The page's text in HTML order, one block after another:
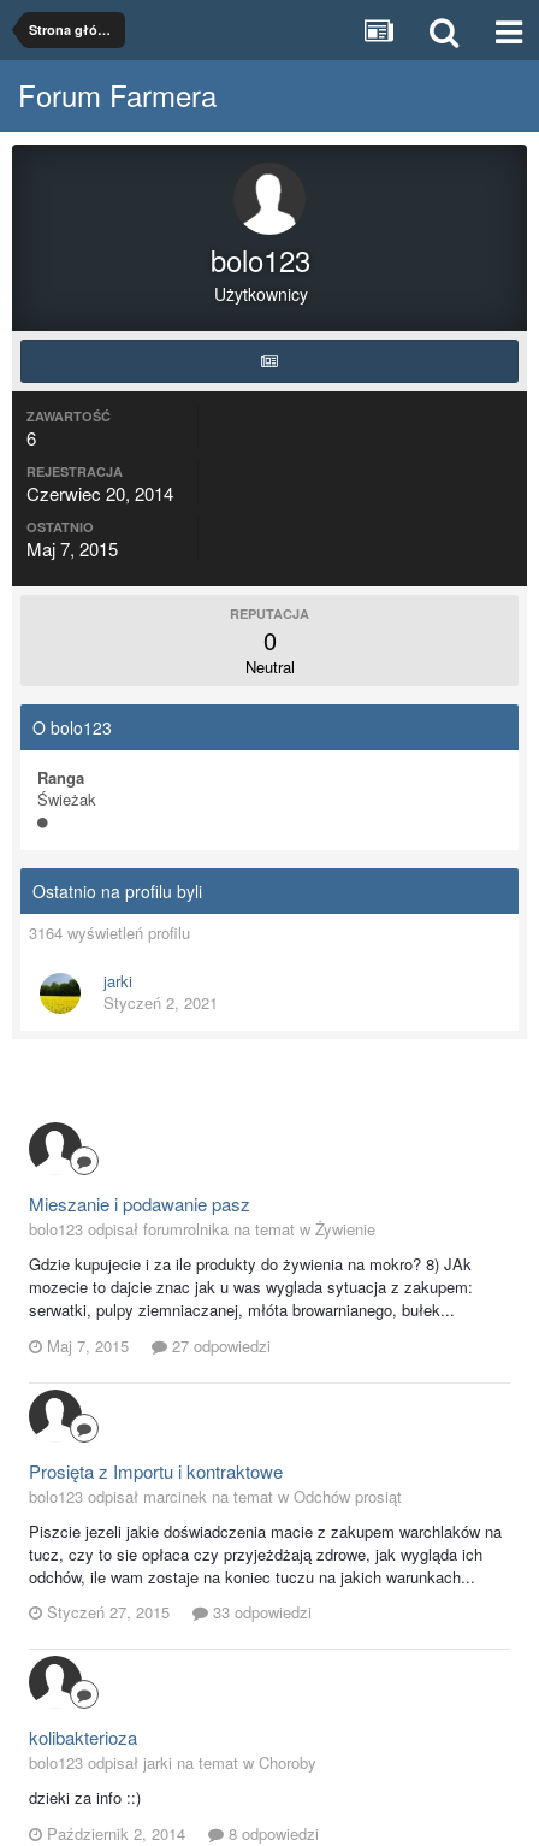
Strona główna
Forum Farmera
bolo123
Użytkownicy
ZAWARTOŚĆ
6
REJESTRACJA
Czerwiec 20, 2014
OSTATNIO
Maj 7, 2015
REPUTACJA
0
Neutral
O bolo123
Ranga
Świeżak
Ostatnio na profilu byli
3164 wyświetleń profilu
jarki
Styczeń 2, 2021
Mieszanie i podawanie pasz
bolo123 odpisał forumrolnika na temat w Żywienie
Gdzie kupujecie i za ile produkty do żywienia na mokro? 8) JAk
mozecie to dajcie znac jak u was wyglada sytuacja z zakupem:
serwatki, pulpy ziemniaczanej, młóta browarnianego, bułek...
Maj 7, 2015
27 odpowiedzi
Prosięta z Importu i kontraktowe
bolo123 odpisał marcinek na temat w Odchów prosiąt
Piszcie jezeli jakie doświadczenia macie z zakupem warchlaków na
tucz, czy to sie opłaca czy przyjeżdżają zdrowe, jak wygląda ich
odchów, ile wam zostaje na koniec tuczu na jakich warunkach...
Styczeń 27, 2015
33 odpowiedzi
kolibakterioza
bolo123 odpisał jarki na temat w Choroby
dzieki za info ::)
Październik 2, 2014
8 odpowiedzi